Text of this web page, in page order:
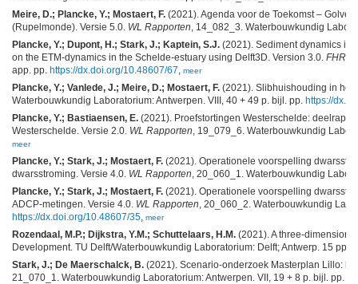
Meire, D.; Plancke, Y.; Mostaert, F. (2021). Agenda voor de Toekomst –
(Rupelmonde). Versie 5.0. WL Rapporten , 14_082_3. Waterbouwkundig
Plancke, Y.; Dupont, H.; Stark, J.; Kaptein, S.J. (2021). Sediment dynamics in
on the ETM-dynamics in the Schelde-estuary using Delft3D. Version 3.0. FHR
app. pp. https://dx.doi.org/10.48607/67 meer
Plancke, Y.; Vanlede, J.; Meire, D.; Mostaert, F. (2021). Slibhuishouding in het
Waterbouwkundig Laboratorium: Antwerpen. VIII, 40 + 49 p. bijl. pp. https://
Plancke, Y.; Bastiaensen, E. (2021). Proefstortingen Westerschelde:
Westerschelde. Versie 2.0. WL Rapporten , 19_079_6. Waterbouwkundig
meer
Plancke, Y.; Stark, J.; Mostaert, F. (2021). Operationele voorspelling
dwarsstroming. Versie 4.0. WL Rapporten , 20_060_1. Waterbouwkundig
Plancke, Y.; Stark, J.; Mostaert, F. (2021). Operationele voorspelling
ADCP-metingen. Versie 4.0. WL Rapporten , 20_060_2. Waterbouwkundig
https://dx.doi.org/10.48607/35 meer
Rozendaal, M.P.; Dijkstra, Y.M.; Schuttelaars, H.M. (2021). A three-
Development. TU Delft/Waterbouwkundig Laboratorium: Delft; Antwerp. 15 pp.,
Stark, J.; De Maerschalck, B. (2021). Scenario-onderzoek Masterplan Lillo:
21_070_1. Waterbouwkundig Laboratorium: Antwerpen. VII, 19 + 8 p. bijl. pp.